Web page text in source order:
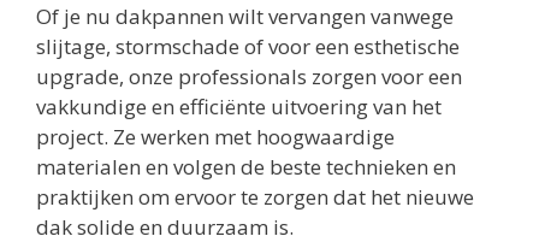
Of je nu dakpannen wilt vervangen vanwege
slijtage, stormschade of voor een esthetische
upgrade, onze professionals zorgen voor een
vakkundige en efficiënte uitvoering van het
project. Ze werken met hoogwaardige
materialen en volgen de beste technieken en
praktijken om ervoor te zorgen dat het nieuwe
dak solide en duurzaam is.